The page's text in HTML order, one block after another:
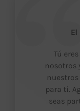
Tú
nosotros
para ti.
seas